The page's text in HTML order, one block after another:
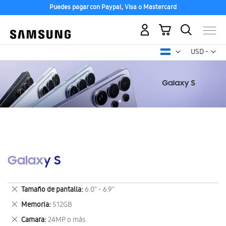
Puedes pagar con Paypal, Visa o Mastercard
USD -
dólar
Mi carrito
Galaxy S
Tamaño de pantalla 6.0" - 6.9"
Eliminar
este
artículo
Memoria 512GB
Eliminar
este
Camara 24MP o más
Eliminar